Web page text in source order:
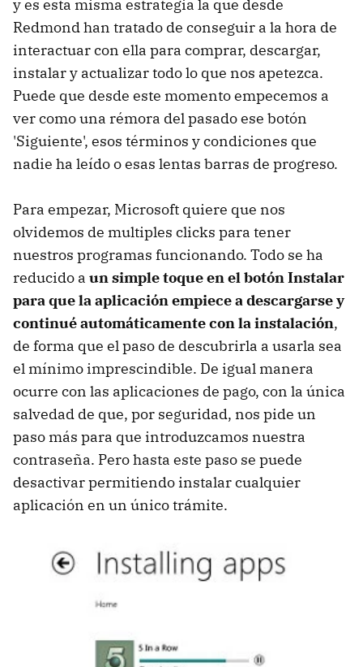
y es esta misma estrategia la que desde
Redmond han tratado de conseguir a la hora de
interactuar con ella para comprar, descargar,
instalar y actualizar todo lo que nos apetezca.
Puede que desde este momento empecemos a
ver como una rémora del pasado ese botón
'Siguiente', esos términos y condiciones que
nadie ha leído o esas lentas barras de progreso.
Para empezar, Microsoft quiere que nos
olvidemos de multiples clicks para tener
nuestros programas funcionando. Todo se ha
reducido a un simple toque en el botón Instalar
para que la aplicación empiece a descargarse y
continué automáticamente con la instalación,
de forma que el paso de descubrirla a usarla sea
el mínimo imprescindible. De igual manera
ocurre con las aplicaciones de pago, con la única
salvedad de que, por seguridad, nos pide un
paso más para que introduzcamos nuestra
contraseña. Pero hasta este paso se puede
desactivar permitiendo instalar cualquier
aplicación en un único trámite.